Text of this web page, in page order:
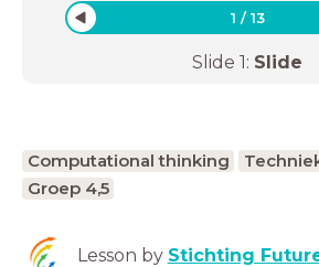
1 /13
Slide 1: Slide
Computational thinking
Groep 4,5
Lesson by Stichting